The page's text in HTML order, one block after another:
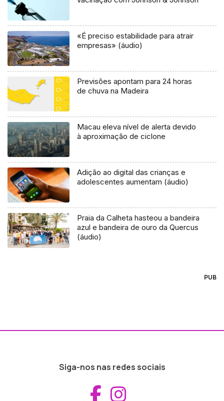
«É preciso estabilidade para atrair
empresas» (áudio)
Previsões apontam para 24 horas
de chuva na Madeira
Macau eleva nível de alerta devido
à aproximação de ciclone
Adição ao digital das crianças e
adolescentes aumentam (áudio)
Praia da Calheta hasteou a bandeira
azul e bandeira de ouro da Quercus
(áudio)
PUB
Siga-nos nas redes sociais
Aceder ao